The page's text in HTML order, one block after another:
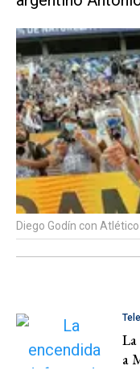
Diego Godín con
a